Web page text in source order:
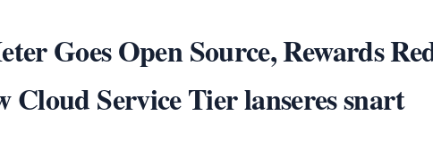
Goes Open Source, Rewards
Service Tier lanseres snart